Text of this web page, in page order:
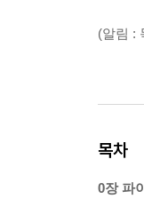
(알림 :
목차
0장 파